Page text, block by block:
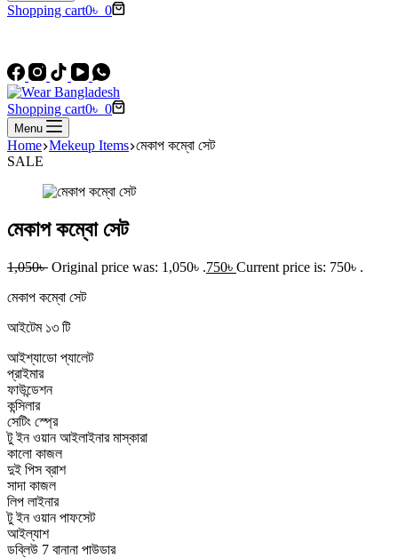
Shopping cart0৳ 0
Shopping cart0৳ 0
Menu
Home Mekeup Items মেকাপ কম্বো সেট
SALE
মেকাপ কম্বো সেট
1,050৳ Original price was: 1,050৳ .750৳ Current price is: 750৳ .
মেকাপ কম্বো সেট
আইটেম ১৩ টি
আইশ্যাডো প্যালেট
প্রাইমার
ফাউন্ডেশন
কন্সিলার
সেটিং স্প্রে
টু ইন ওয়ান আইলাইনার মাস্কারা
কালো কাজল
দুই পিস ব্রাশ
সাদা কাজল
লিপ লাইনার
টু ইন ওয়ান পাফসেট
আইল্যাশ
ডব্লিউ 7 বানানা পাউডার